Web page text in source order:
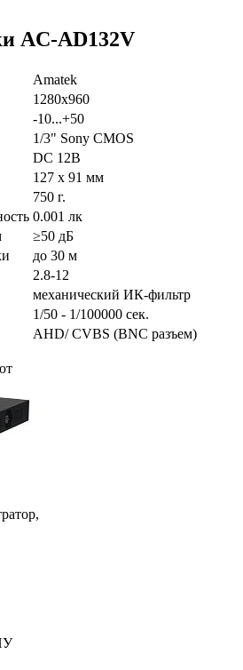
AC‐AD132V
Amatek
1280x960
-10...+50
1/3" Sony CMOS
DC 12В
127 x 91 мм
750 г.
0.001 лк
≥50 дБ
до 30 м
2.8-12
механический ИК-фильтр
1/50 - 1/100000 сек.
AHD/ CVBS (BNC разъем)